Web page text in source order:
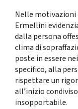
Nelle
Ermellini
dalla persona
clima di
poste in essere
specifico, alla
rispettare un
all’inizio
insopportabile.